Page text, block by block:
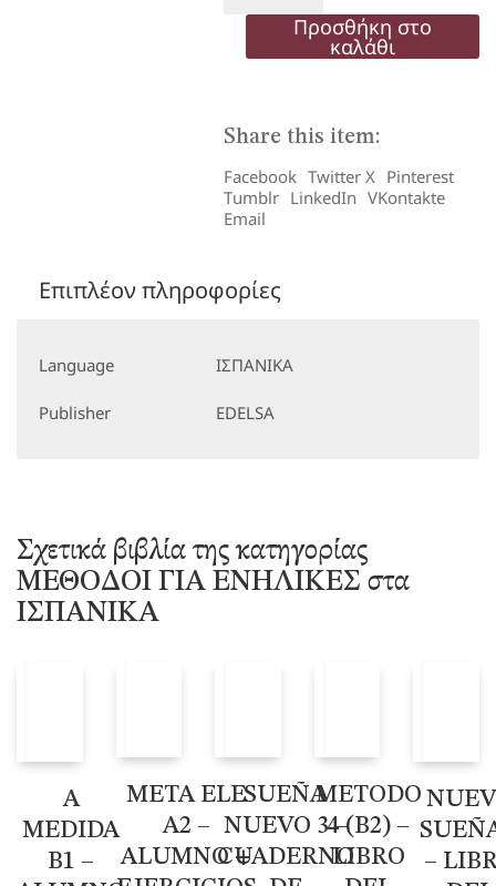
10,24€.είναι:
8,70€.
LIBRO
ποσότητα
Προσθήκη στο
καλάθι
Share this item:
Facebook Twitter X Pinterest
Tumblr LinkedIn VKontakte
Email
Επιπλέον πληροφορίες
Language ΙΣΠΑΝΙΚΑ
Publisher EDELSA
Σχετικά βιβλία της κατηγορίας
ΜΕΘΟΔΟΙ ΓΙΑ ΕΝΗΛΙΚΕΣ στα
ΙΣΠΑΝΙΚΑ
A
MEDIDA
B1 –
META ELE
Α2 –
ALUMNO +
SUEÑA
NUEVO 3 –
CUADERNO
METODO
4 (B2) –
LIBRO
–